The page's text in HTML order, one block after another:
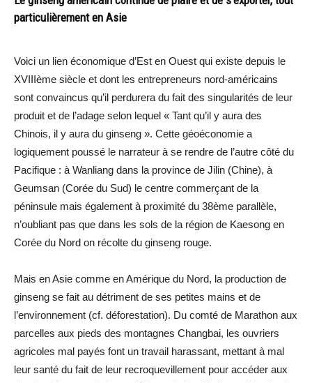
particulièrement en Asie
Voici un lien économique d’Est en Ouest qui existe depuis le
XVIIIème siècle et dont les entrepreneurs nord-américains
sont convaincus qu’il perdurera du fait des singularités de leur
produit et de l’adage selon lequel « Tant qu’il y aura des
Chinois, il y aura du ginseng ». Cette géoéconomie a
logiquement poussé le narrateur à se rendre de l’autre côté du
Pacifique : à Wanliang dans la province de Jilin (Chine), à
Geumsan (Corée du Sud) le centre commerçant de la
péninsule mais également à proximité du 38ème parallèle,
n’oubliant pas que dans les sols de la région de Kaesong en
Corée du Nord on récolte du ginseng rouge.
Mais en Asie comme en Amérique du Nord, la production de
ginseng se fait au détriment de ses petites mains et de
l’environnement (cf. déforestation). Du comté de Marathon aux
parcelles aux pieds des montagnes Changbai, les ouvriers
agricoles mal payés font un travail harassant, mettant à mal
leur santé du fait de leur recroquevillement pour accéder aux